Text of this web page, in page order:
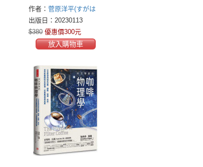
行動習慣；戒斷追劇
癮、提高專注力，全
盤掌握理想人生
作者： 菅原洋平(すがは
ら ようへい)
出版日：20230113
$380 優惠價300元
放入購物車